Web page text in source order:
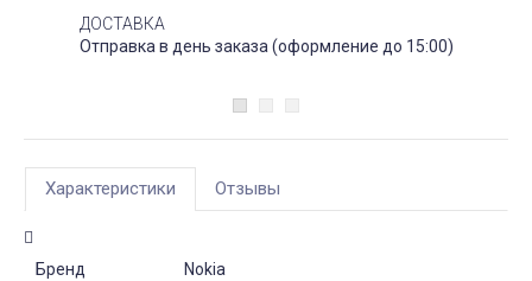
ДОСТАВКА
Отправка в день заказа (оформление до 15:00)
Характеристики Отзывы
Бренд Nokia